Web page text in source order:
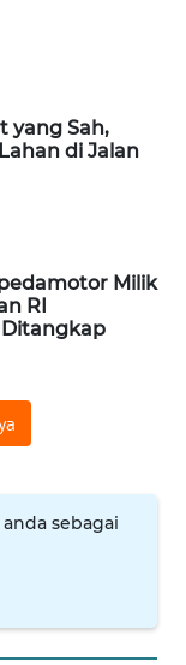
yang Sah,
di Jalan
Milik
RI
sebagai